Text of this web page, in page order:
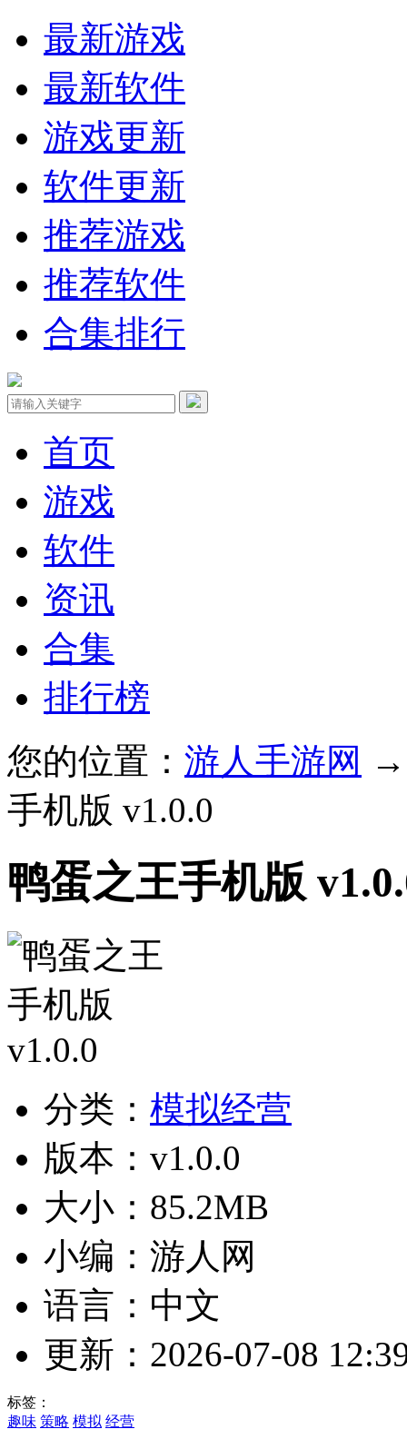
最新游戏
最新软件
游戏更新
软件更新
推荐游戏
推荐软件
合集排行
首页
游戏
软件
资讯
合集
排行榜
您的位置： 游人手游网
手机版 v1.0.0
鸭蛋之王手机版
分类： 模拟经营
版本：v1.0.0
大小：85.2MB
小编：游人网
语言：中文
更新：2026-07-08
标签：
趣味 策略 模拟 经营